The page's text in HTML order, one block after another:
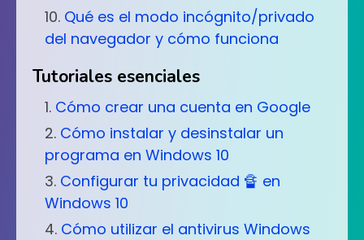
Qué es el modo incógnito/privado
del navegador y cómo funciona
Tutoriales esenciales
Cómo crear una cuenta en Google
Cómo instalar y desinstalar un
programa en Windows 10
Configurar tu privacidad 🔏 en
Windows 10
Cómo utilizar el antivirus Windows